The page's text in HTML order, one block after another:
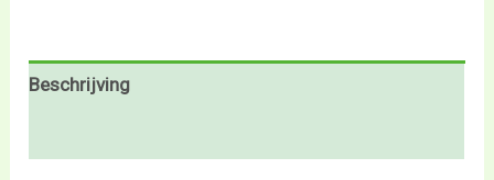
Beschrijving